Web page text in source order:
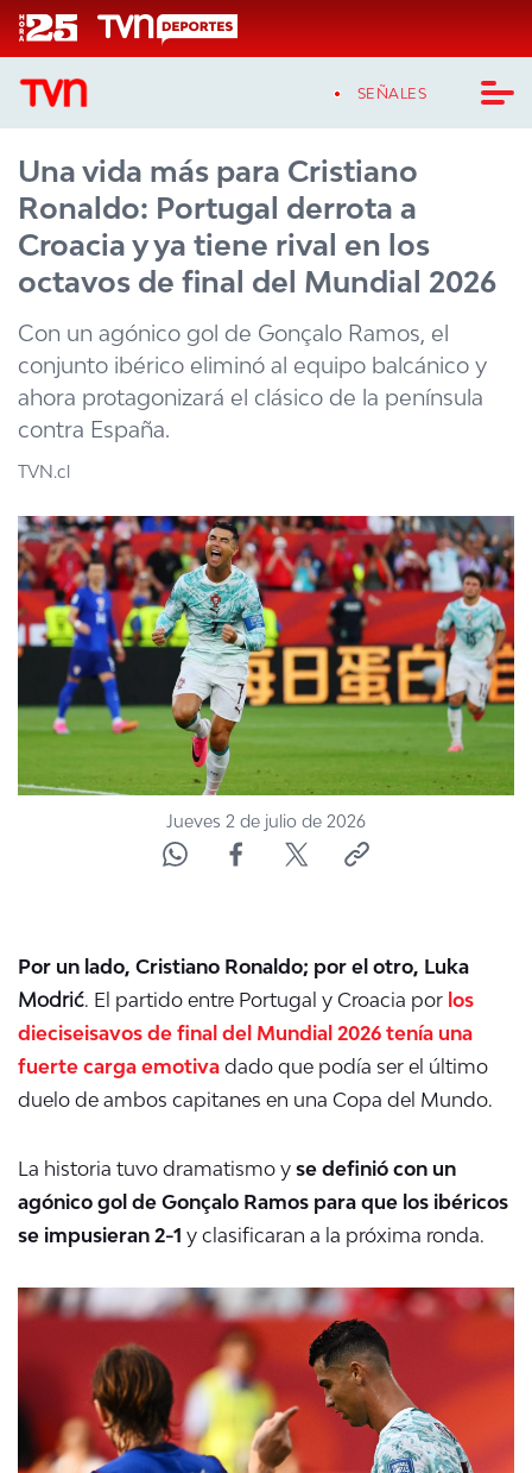
Click acá para ir directamente al contenido
SEÑALES
CASTING MASTERCHEF CHILE
CASTING TVN VERTICAL
TVN VERTICAL
TVN PLAY
PROGRAMAS
NTV
ACTUALIDAD Y TENDENCIAS
CORPORATIVO Y TRANSPARENCIA
CANAL DE DENUNCIAS
ÁREA DE PROYECTOS
Una vida más para Cristiano
Ronaldo: Portugal derrota a
Croacia y ya tiene rival en los
octavos de final del Mundial 2026
Con un agónico gol de Gonçalo Ramos, el
conjunto ibérico eliminó al equipo balcánico y
ahora protagonizará el clásico de la península
contra España.
TVN.cl
Jueves 2 de julio de 2026
Por un lado, Cristiano Ronaldo; por el otro, Luka
Modrić. El partido entre Portugal y Croacia por los
dieciseisavos de final del Mundial 2026 tenía una
fuerte carga emotiva dado que podía ser el último
duelo de ambos capitanes en una Copa del Mundo.
La historia tuvo dramatismo y se definió con un
agónico gol de Gonçalo Ramos para que los ibéricos
se impusieran 2-1 y clasificaran a la próxima ronda.